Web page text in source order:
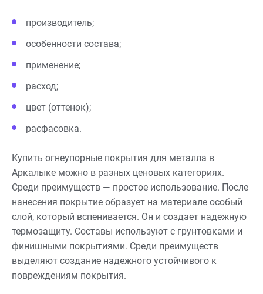
производитель;
особенности состава;
применение;
расход;
цвет (оттенок);
расфасовка.
Купить огнеупорные покрытия для металла в
Аркалыке можно в разных ценовых категориях.
Среди преимуществ — простое использование. После
нанесения покрытие образует на материале особый
слой, который вспенивается. Он и создает надежную
термозащиту. Составы используют с грунтовками и
финишными покрытиями. Среди преимуществ
выделяют создание надежного устойчивого к
повреждениям покрытия.